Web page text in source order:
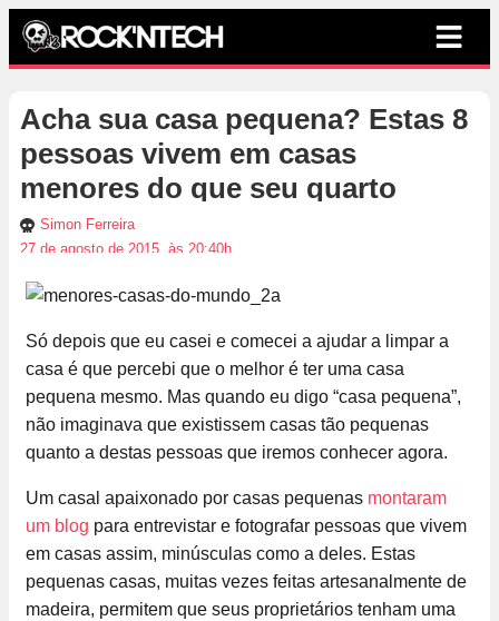
Acha sua casa pequena? Estas 8
pessoas vivem em casas
menores do que seu quarto
Simon Ferreira
27 de agosto de 2015, às 20:40h
Só depois que eu casei e comecei a ajudar a limpar a
casa é que percebi que o melhor é ter uma casa
pequena mesmo. Mas quando eu digo “casa pequena”,
não imaginava que existissem casas tão pequenas
quanto a destas pessoas que iremos conhecer agora.
Um casal apaixonado por casas pequenas montaram
um blog para entrevistar e fotografar pessoas que vivem
em casas assim, minúsculas como a deles. Estas
pequenas casas, muitas vezes feitas artesanalmente de
madeira, permitem que seus proprietários tenham uma